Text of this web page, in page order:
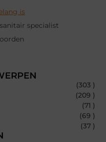
is
specialist
(303 )
(209 )
(71 )
(69 )
(37 )